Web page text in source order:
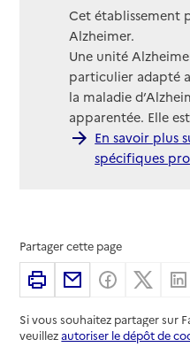
Cet établissement
Alzheimer.
Une unité
particulier adapté
la maladie
apparentée. Elle
En savoir plus
spécifiques
Partager cette page
ImprimerPartager par
Partager
Si vous souhaitez partager sur
veuillezautoriser le dépôt de